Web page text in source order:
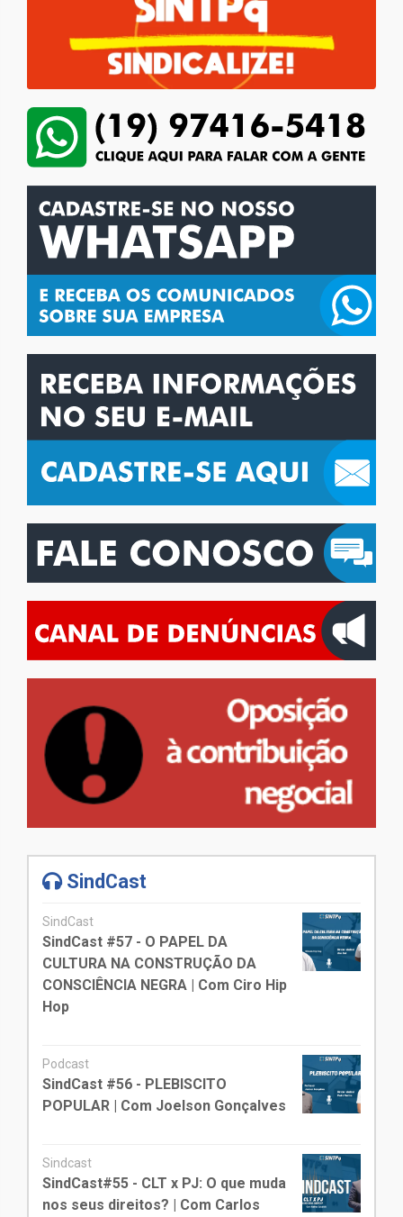
SindCast
SindCast
SindCast #57 - O PAPEL DA
CULTURA NA CONSTRUÇÃO DA
CONSCIÊNCIA NEGRA | Com Ciro Hip
Hop
Podcast
SindCast #56 - PLEBISCITO
POPULAR | Com Joelson Gonçalves
Sindcast
SindCast#55 - CLT x PJ: O que muda
nos seus direitos? | Com Carlos